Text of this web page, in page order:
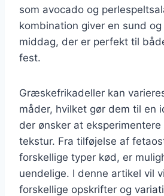
som avocado og
kombination giver en sund
middag, der er perfekt til
fest.
Græskefrikadeller kan
måder, hvilket gør dem til en
der ønsker at
tekstur. Fra tilføjelse af
forskellige typer kød, er
uendelige. I denne artikel vil
forskellige opskrifter og